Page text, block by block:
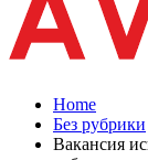
Home
Без рубрики
Вакансия